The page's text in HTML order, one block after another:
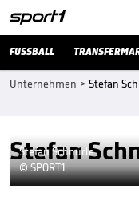
FUSSBALL
Unternehmen > Stefan
Stefan
Stefan Schnürle
© SPORT1